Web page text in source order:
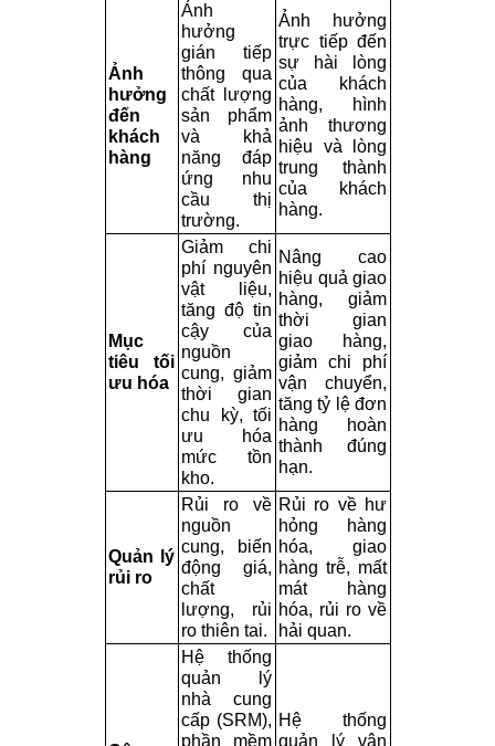
Ảnh
hưởng
đến
khách
hàng
Ảnh
hưởng
gián tiếp
thông qua
chất lượng
sản phẩm
và khả
năng đáp
ứng nhu
cầu thị
trường.
Ảnh hưởng
trực tiếp đến
sự hài lòng
của khách
hàng, hình
ảnh thương
hiệu và lòng
trung thành
của khách
hàng.
Mục
tiêu tối
ưu hóa
Giảm chi
phí nguyên
vật liệu,
tăng độ tin
cậy của
nguồn
cung, giảm
thời gian
chu kỳ, tối
ưu hóa
mức tồn
kho.
Nâng cao
hiệu quả giao
hàng, giảm
thời gian
giao hàng,
giảm chi phí
vận chuyển,
tăng tỷ lệ đơn
hàng hoàn
thành đúng
hạn.
Quản lý
rủi ro
Rủi ro về
nguồn
cung, biến
động giá,
chất
lượng, rủi
ro thiên tai.
Rủi ro về hư
hỏng hàng
hóa, giao
hàng trễ, mất
mát hàng
hóa, rủi ro về
hải quan.
Hệ thống
quản lý
nhà cung
cấp (SRM),
phần mềm
Hệ thống
quản lý vận